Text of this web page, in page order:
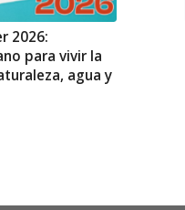
2026:
para vivir la
agua y